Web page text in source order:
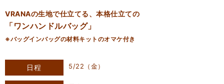
VRANAの生地で仕立てる、本格仕立ての
「ワンハンドルバッグ」
※バッグインバッグの材料キットのオマケ付き
日程 5/22（金）